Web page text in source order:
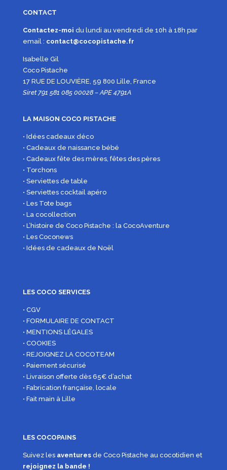
CONTACT
Contactez-moi du lundi au vendredi de 10h à 18h par
email : contact@cocopistache.fr
Isabelle Gil
Coco Pistache
17 RUE DE LOUVIÈRE, 59 800 Lille, France
Siret 791 581 085 00028 – APE 4791A
LA MAISON COCO PISTACHE
• Idées cadeaux déco
• Cadeaux de naissance bébé
• Cadeaux fête des mères, fêtes des pères
• Torchons
• Serviettes de table
• Serviettes cocktail apéro
• Les Tote bags
• La cocollection
• L’histoire de Coco Pistache : la CocoAventure
• Les Coconews
• Idées de cadeaux de Noël
LES COCO SERVICES
• CGV
• FORMULAIRE DE CONTACT
• MENTIONS LÉGALES
• COOKIES
• REJOIGNEZ LA COCOTEAM
• Paiement sécurisé
• Livraison offerte dès 65€ d’achat
• Fabrication française, locale
• Fait main à Lille
LES COCOPAINS
Suivez les aventuresde Coco Pistache au cocotidien et
rejoignez la bande !